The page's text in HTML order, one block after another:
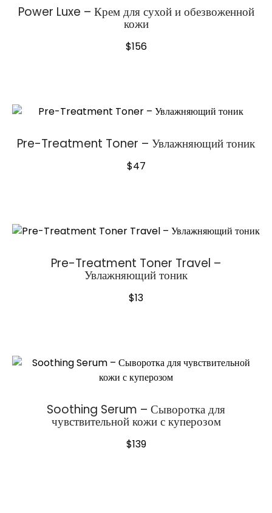
Power Luxe – Крем для сухой и обезвоженной
кожи
$156
Pre-Treatment Toner – Увлажняющий тоник
$47
Pre-Treatment Toner Travel –
Увлажняющий тоник
$13
Soothing Serum – Сыворотка для
чувствительной кожи с куперозом
$139